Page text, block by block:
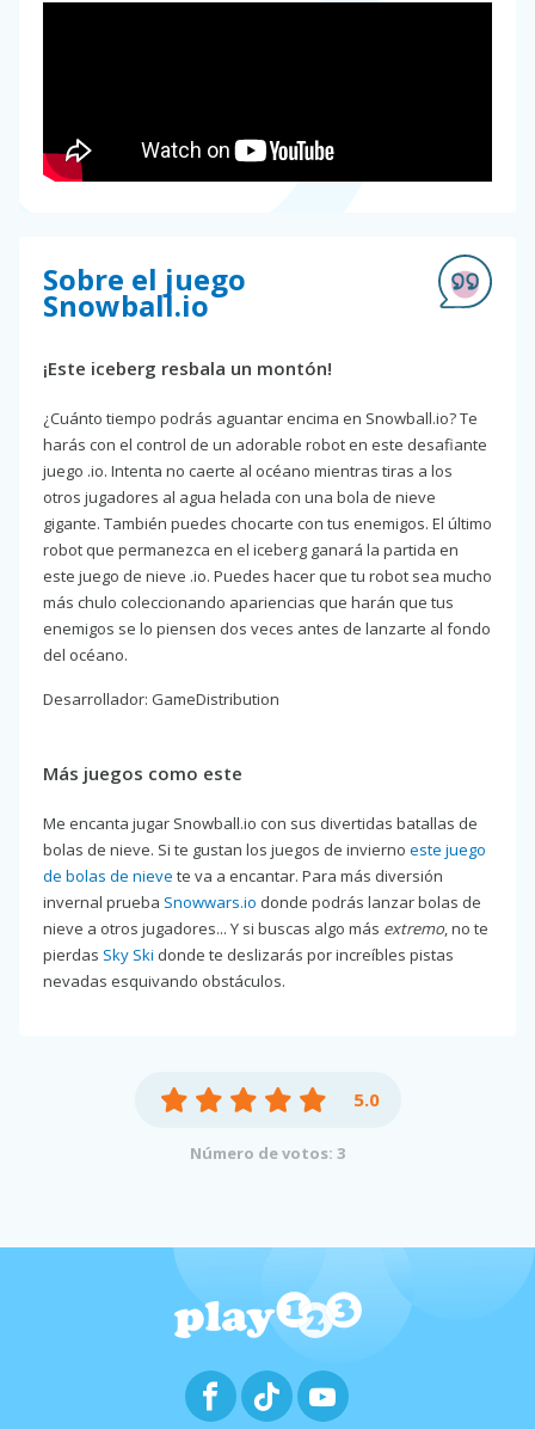
Sobre el juego
Snowball.io
¡Este iceberg resbala un montón!
¿Cuánto tiempo podrás aguantar encima en Snowball.io? Te
harás con el control de un adorable robot en este desafiante
juego .io. Intenta no caerte al océano mientras tiras a los
otros jugadores al agua helada con una bola de nieve
gigante. También puedes chocarte con tus enemigos. El último
robot que permanezca en el iceberg ganará la partida en
este juego de nieve .io. Puedes hacer que tu robot sea mucho
más chulo coleccionando apariencias que harán que tus
enemigos se lo piensen dos veces antes de lanzarte al fondo
del océano.
Desarrollador: GameDistribution
Más juegos como este
Me encanta jugar Snowball.io con sus divertidas batallas de
bolas de nieve. Si te gustan los juegos de invierno este juego
de bolas de nieve te va a encantar. Para más diversión
invernal prueba Snowwars.io donde podrás lanzar bolas de
nieve a otros jugadores... Y si buscas algo más extremo, no te
pierdas Sky Ski donde te deslizarás por increíbles pistas
nevadas esquivando obstáculos.
5.0
Número de votos: 3